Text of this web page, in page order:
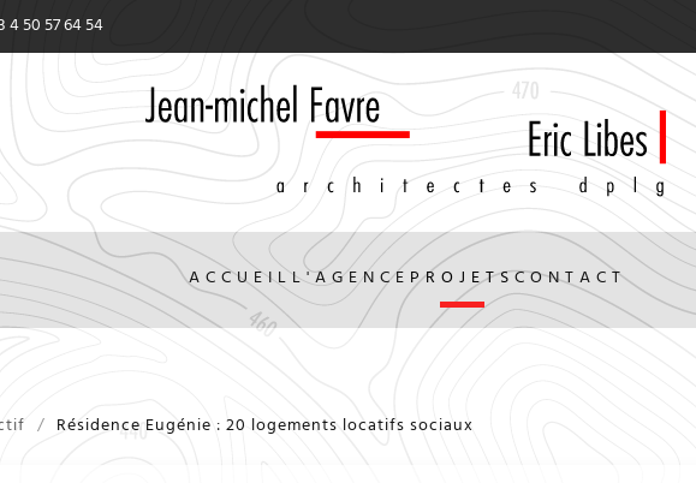
4 50 57 64 54
ACCUEILL'AGENCE PROJETSCONTACT
Résidence Eugénie : 20 logements locatifs sociaux